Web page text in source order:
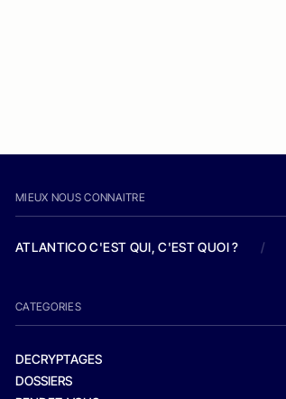
MIEUX NOUS CONNAITRE
ATLANTICO C'EST QUI, C'EST QUOI ? /
CATEGORIES
DECRYPTAGES
DOSSIERS